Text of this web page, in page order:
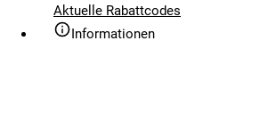
Aktuelle Rabattcodes
Informationen